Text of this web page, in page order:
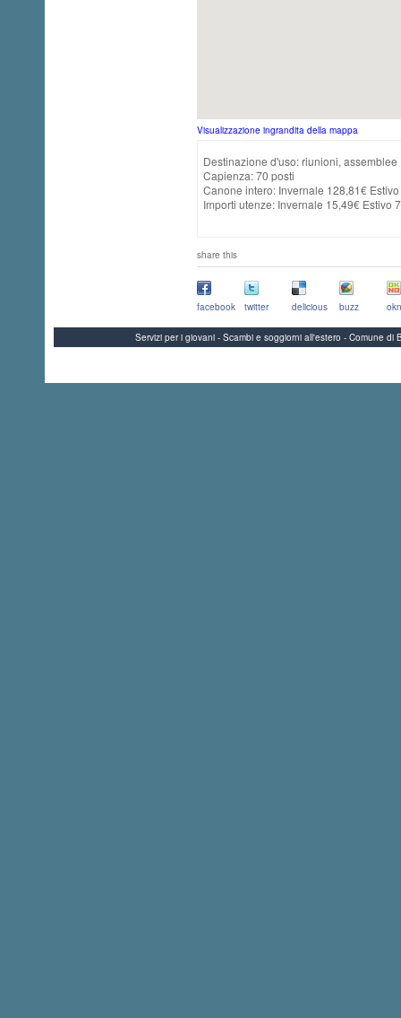
Visualizzazione ingrandita della mappa
Destinazione d'uso: riunioni, assemblee
Capienza: 70 posti
Canone intero: Invernale 128,81€
Importi utenze: Invernale 15,49€ Estivo
share this
facebook twitter delicious buzz
Servizi per i giovani - Scambi e soggiorni all'estero - Comune